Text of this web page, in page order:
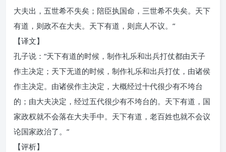
大夫出，五世希不失矣；陪臣执国命，三世希不失矣。天下
有道，则政不在大夫。天下有道，则庶人不议。”
【译文】
孔子说：“天下有道的时候，制作礼乐和出兵打仗都由天子
作主决定；天下无道的时候，制作礼乐和出兵打仗，由诸侯
作主决定。由诸侯作主决定，大概经过十代很少有不垮台
的；由大夫决定，经过五代很少有不垮台的。天下有道，国
家政权就不会落在大夫手中。天下有道，老百姓也就不会议
论国家政治了。”
【评析】